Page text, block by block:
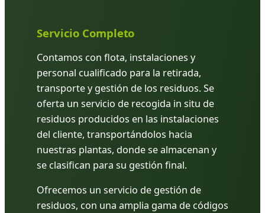
Servicio Completo
Contamos con flota, instalaciones y
personal cualificado para la retirada,
transporte y gestión de los residuos. Se
oferta un servicio de recogida in situ de
residuos producidos en las instalaciones
del cliente, transportándolos hacia
nuestras plantas, donde se almacenan y
se clasifican para su gestión final.
Ofrecemos un servicio de gestión de
residuos, con una amplia gama de códigos